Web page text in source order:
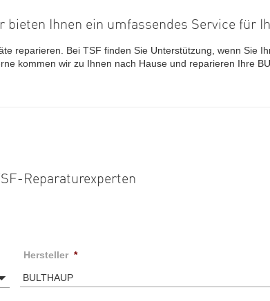
Ihnen ein umfassendes Service für
reparieren. Bei TSF finden Sie Unterstützung, wenn Sie
kommen wir zu Ihnen nach Hause und reparieren Ihre
Reparaturexperten
Hersteller *